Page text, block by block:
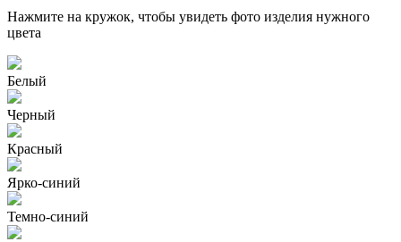
Нажмите на кружок, чтобы увидеть фото изделия нужного
цвета
Белый
Черный
Красный
Ярко-синий
Темно-синий